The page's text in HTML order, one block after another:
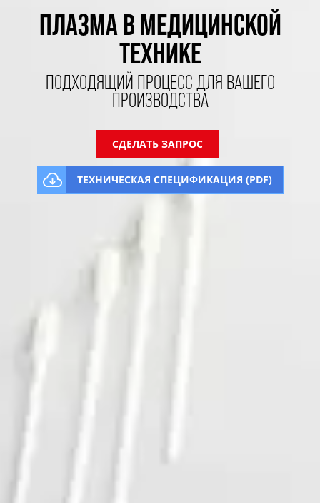
ПЛАЗМА В МЕДИЦИНСКОЙ
ТЕХНИКЕ
ПОДХОДЯЩИЙ ПРОЦЕСС ДЛЯ ВАШЕГО
ПРОИЗВОДСТВА
СДЕЛАТЬ ЗАПРОС
ТЕХНИЧЕСКАЯ СПЕЦИФИКАЦИЯ (PDF)